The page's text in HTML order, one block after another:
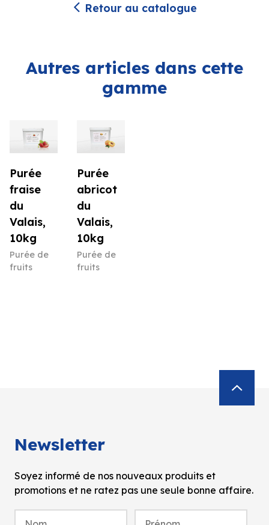
Retour au catalogue
Autres articles dans cette
gamme
Purée
fraise
du
Valais,
10kg
Purée de
fruits
Purée
abricot
du
Valais,
10kg
Purée de
fruits
Newsletter
Soyez informé de nos nouveaux produits et
promotions et ne ratez pas une seule bonne affaire.